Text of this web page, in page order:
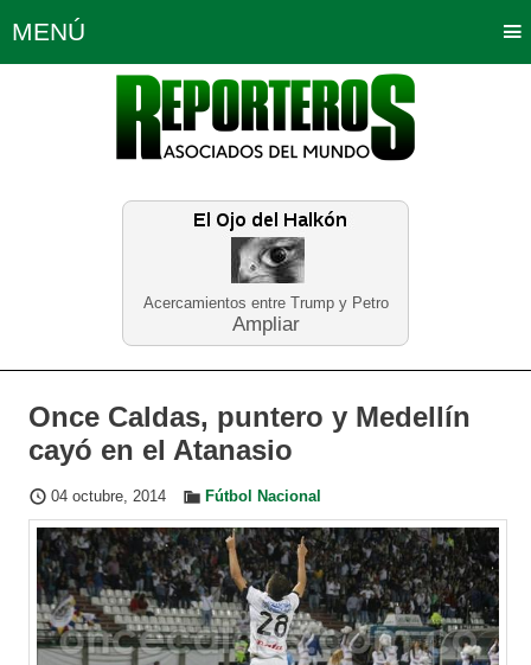
Acercamientos entre Trump y Petro
Ampliar
MENÚ
Política Opinión Bogotá
Planeta Tierra Deportes
Educación Neira
Once Caldas, puntero y Medellín
cayó en el Atanasio
04 octubre, 2014 Fútbol Nacional